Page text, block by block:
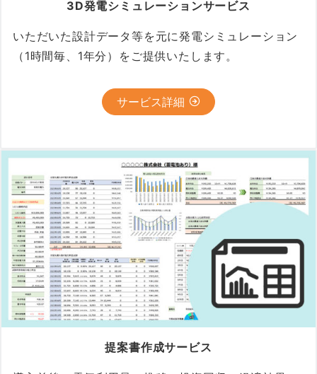
3D発電シミュレーションサービス
いただいた設計データ等を元に発電シミュレーション
（1時間毎、1年分）をご提供いたします。
サービス詳細
提案書作成サービス